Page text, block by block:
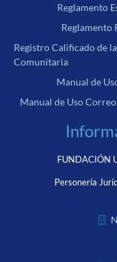
Reglamento
Reglamento
Registro Calificado de
Comunitaria
Manual de
Manual de Uso
FUNDACIÓN
Personería